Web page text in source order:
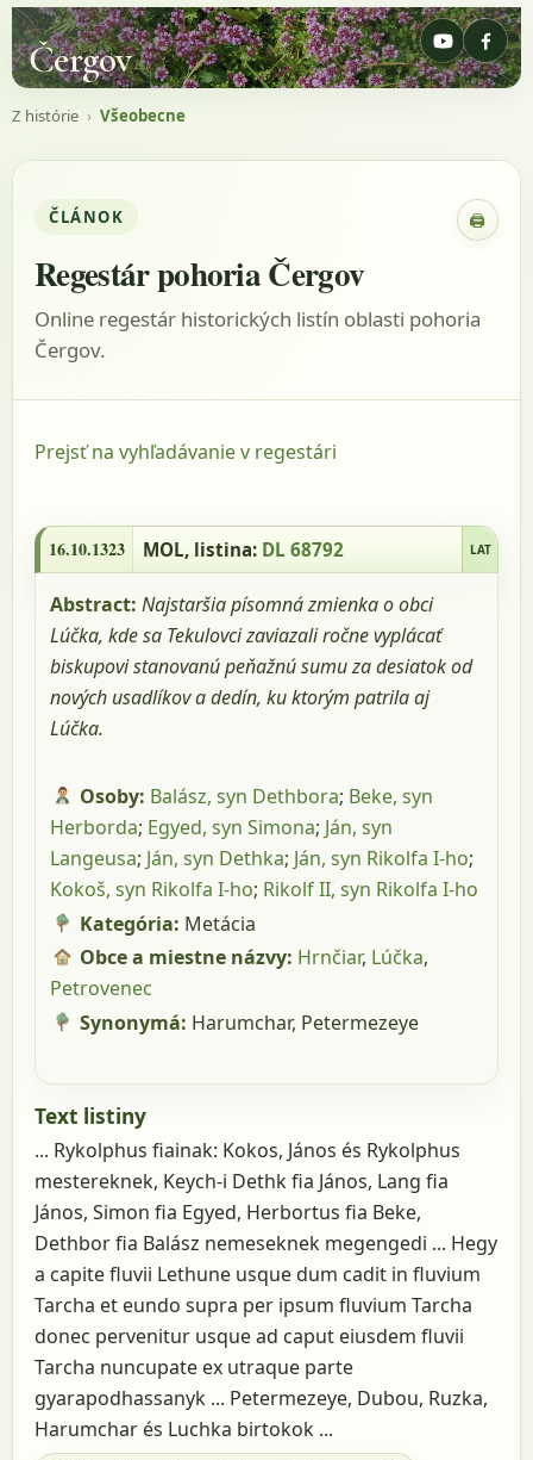
Čergov
Z histórie › Všeobecne
ČLÁNOK 🖨
Regestár pohoria Čergov
Online regestár historických listín oblasti pohoria
Čergov.
Prejsť na vyhľadávanie v regestári
16.10.1323 MOL, listina: DL 68792 LAT
Abstract: Najstaršia písomná zmienka o obci
Lúčka, kde sa Tekulovci zaviazali ročne vyplácať
biskupovi stanovanú peňažnú sumu za desiatok od
nových usadlíkov a dedín, ku ktorým patrila aj
Lúčka.
Osoby: Balász, syn Dethbora; Beke, syn
Herborda; Egyed, syn Simona; Ján, syn
Langeusa; Ján, syn Dethka; Ján, syn Rikolfa I-ho;
Kokoš, syn Rikolfa I-ho; Rikolf II, syn Rikolfa I-ho
Kategória: Metácia
Obce a miestne názvy: Hrnčiar, Lúčka,
Petrovenec
Synonymá: Harumchar, Petermezeye
Text listiny
... Rykolphus fiainak: Kokos, János és Rykolphus
mestereknek, Keych-i Dethk fia János, Lang fia
János, Simon fia Egyed, Herbortus fia Beke,
Dethbor fia Balász nemeseknek megengedi ... Hegy
a capite fluvii Lethune usque dum cadit in fluvium
Tarcha et eundo supra per ipsum fluvium Tarcha
donec pervenitur usque ad caput eiusdem fluvii
Tarcha nuncupate ex utraque parte
gyarapodhassanyk ... Petermezeye, Dubou, Ruzka,
Harumchar és Luchka birtokok ...